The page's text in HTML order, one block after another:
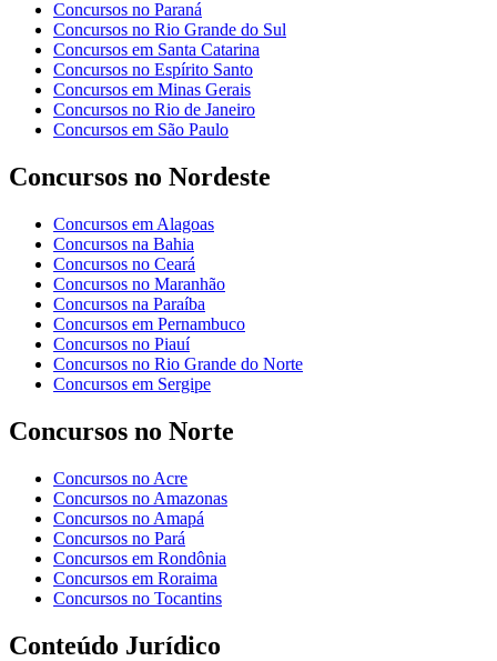
Concursos no Paraná
Concursos no Rio Grande do Sul
Concursos em Santa Catarina
Concursos no Espírito Santo
Concursos em Minas Gerais
Concursos no Rio de Janeiro
Concursos em São Paulo
Concursos no Nordeste
Concursos em Alagoas
Concursos na Bahia
Concursos no Ceará
Concursos no Maranhão
Concursos na Paraíba
Concursos em Pernambuco
Concursos no Piauí
Concursos no Rio Grande do Norte
Concursos em Sergipe
Concursos no Norte
Concursos no Acre
Concursos no Amazonas
Concursos no Amapá
Concursos no Pará
Concursos em Rondônia
Concursos em Roraima
Concursos no Tocantins
Conteúdo Jurídico